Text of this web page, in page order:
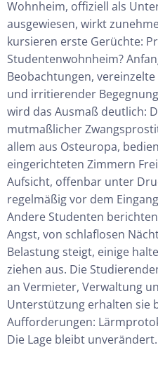
Wohnheim, offiziell als
ausgewiesen, wirkt
kursieren erste Gerüchte:
Studentenwohnheim?
Beobachtungen,
und irritierender
wird das Ausmaß deutlich:
mutmaßlicher
allem aus Osteuropa,
eingerichteten Zimmern
Aufsicht, offenbar unter
regelmäßig vor dem
Andere Studenten
Angst, von schlaflosen
Belastung steigt, einige
ziehen aus. Die
an Vermieter, Verwaltung
Unterstützung erhalten sie
Aufforderungen:
Die Lage bleibt unverändert.